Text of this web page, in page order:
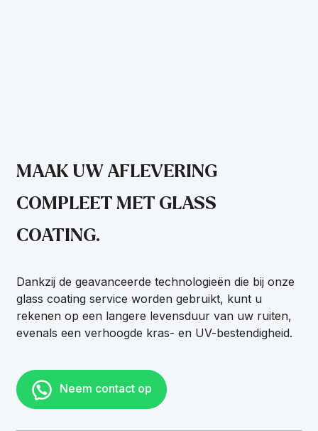
MAAK UW AFLEVERING
COMPLEET MET GLASS
COATING.
Dankzij de geavanceerde technologieën die bij onze
glass coating service worden gebruikt, kunt u
rekenen op een langere levensduur van uw ruiten,
evenals een verhoogde kras- en UV-bestendigheid.
Neem contact op